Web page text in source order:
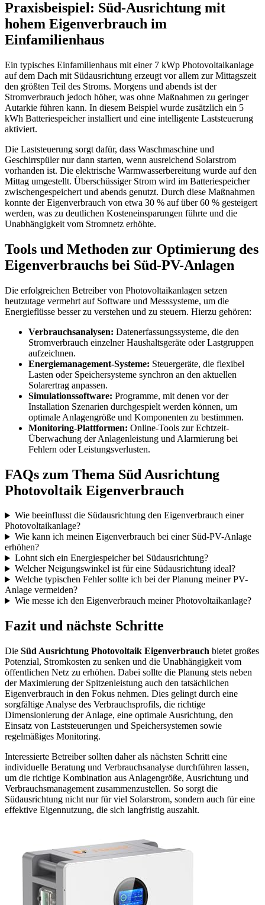
Praxisbeispiel: Süd-Ausrichtung mit
hohem Eigenverbrauch im
Einfamilienhaus
Ein typisches Einfamilienhaus mit einer 7 kWp Photovoltaikanlage
auf dem Dach mit Südausrichtung erzeugt vor allem zur Mittagszeit
den größten Teil des Stroms. Morgens und abends ist der
Stromverbrauch jedoch höher, was ohne Maßnahmen zu geringer
Autarkie führen kann. In diesem Beispiel wurde zusätzlich ein 5
kWh Batteriespeicher installiert und eine intelligente Laststeuerung
aktiviert.
Die Laststeuerung sorgt dafür, dass Waschmaschine und
Geschirrspüler nur dann starten, wenn ausreichend Solarstrom
vorhanden ist. Die elektrische Warmwasserbereitung wurde auf den
Mittag umgestellt. Überschüssiger Strom wird im Batteriespeicher
zwischengespeichert und abends genutzt. Durch diese Maßnahmen
konnte der Eigenverbrauch von etwa 30 % auf über 60 % gesteigert
werden, was zu deutlichen Kosteneinsparungen führte und die
Unabhängigkeit vom Stromnetz erhöhte.
Tools und Methoden zur Optimierung des
Eigenverbrauchs bei Süd-PV-Anlagen
Die erfolgreichen Betreiber von Photovoltaikanlagen setzen
heutzutage vermehrt auf Software und Messsysteme, um die
Energieflüsse besser zu verstehen und zu steuern. Hierzu gehören:
Verbrauchsanalysen: Datenerfassungssysteme, die den
Stromverbrauch einzelner Haushaltsgeräte oder Lastgruppen
aufzeichnen.
Energiemanagement-Systeme: Steuergeräte, die flexibel
Lasten oder Speichersysteme synchron an den aktuellen
Solarertrag anpassen.
Simulationssoftware: Programme, mit denen vor der
Installation Szenarien durchgespielt werden können, um
optimale Anlagengröße und Komponenten zu bestimmen.
Monitoring-Plattformen: Online-Tools zur Echtzeit-
Überwachung der Anlagenleistung und Alarmierung bei
Fehlern oder Leistungsverlusten.
FAQs zum Thema Süd Ausrichtung
Photovoltaik Eigenverbrauch
Wie beeinflusst die Südausrichtung den Eigenverbrauch einer
Photovoltaikanlage?
Wie kann ich meinen Eigenverbrauch bei einer Süd-PV-Anlage
erhöhen?
Lohnt sich ein Energiespeicher bei Südausrichtung?
Welcher Neigungswinkel ist für eine Südausrichtung ideal?
Welche typischen Fehler sollte ich bei der Planung meiner PV-
Anlage vermeiden?
Wie messe ich den Eigenverbrauch meiner Photovoltaikanlage?
Fazit und nächste Schritte
Die Süd Ausrichtung Photovoltaik Eigenverbrauch bietet großes
Potenzial, Stromkosten zu senken und die Unabhängigkeit vom
öffentlichen Netz zu erhöhen. Dabei sollte die Planung stets neben
der Maximierung der Spitzenleistung auch den tatsächlichen
Eigenverbrauch in den Fokus nehmen. Dies gelingt durch eine
sorgfältige Analyse des Verbrauchsprofils, die richtige
Dimensionierung der Anlage, eine optimale Ausrichtung, den
Einsatz von Laststeuerungen und Speichersystemen sowie
regelmäßiges Monitoring.
Interessierte Betreiber sollten daher als nächsten Schritt eine
individuelle Beratung und Verbrauchsanalyse durchführen lassen,
um die richtige Kombination aus Anlagengröße, Ausrichtung und
Verbrauchsmanagement zusammenzustellen. So sorgt die
Südausrichtung nicht nur für viel Solarstrom, sondern auch für eine
effektive Eigennutzung, die sich langfristig auszahlt.